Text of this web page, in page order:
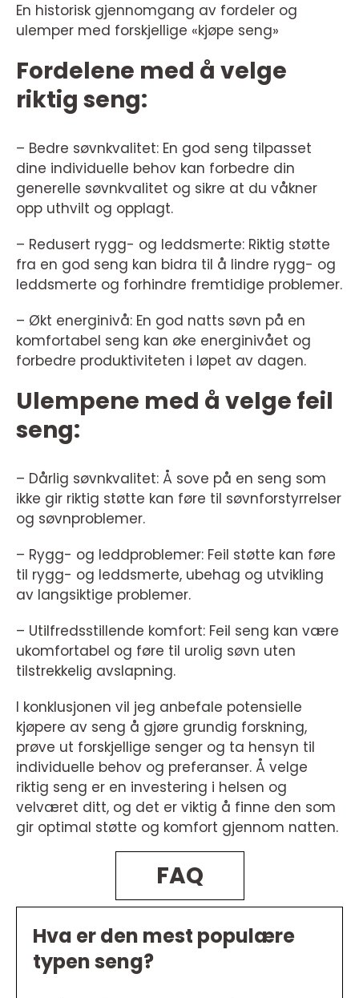
En historisk gjennomgang av fordeler og
ulemper med forskjellige «kjøpe seng»
Fordelene med å velge
riktig seng:
– Bedre søvnkvalitet: En god seng tilpasset
dine individuelle behov kan forbedre din
generelle søvnkvalitet og sikre at du våkner
opp uthvilt og opplagt.
– Redusert rygg- og leddsmerte: Riktig støtte
fra en god seng kan bidra til å lindre rygg- og
leddsmerte og forhindre fremtidige problemer.
– Økt energinivå: En god natts søvn på en
komfortabel seng kan øke energinivået og
forbedre produktiviteten i løpet av dagen.
Ulempene med å velge feil
seng:
– Dårlig søvnkvalitet: Å sove på en seng som
ikke gir riktig støtte kan føre til søvnforstyrrelser
og søvnproblemer.
– Rygg- og leddproblemer: Feil støtte kan føre
til rygg- og leddsmerte, ubehag og utvikling
av langsiktige problemer.
– Utilfredsstillende komfort: Feil seng kan være
ukomfortabel og føre til urolig søvn uten
tilstrekkelig avslapning.
I konklusjonen vil jeg anbefale potensielle
kjøpere av seng å gjøre grundig forskning,
prøve ut forskjellige senger og ta hensyn til
individuelle behov og preferanser. Å velge
riktig seng er en investering i helsen og
velværet ditt, og det er viktig å finne den som
gir optimal støtte og komfort gjennom natten.
FAQ
Hva er den mest populære
typen seng?